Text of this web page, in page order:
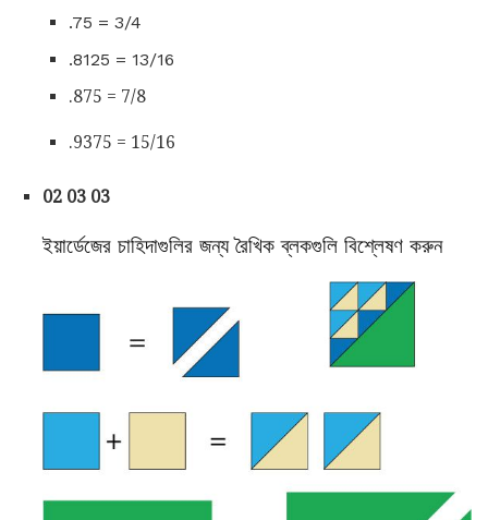
.75 = 3/4
.8125 = 13/16
.875 = 7/8
.9375 = 15/16
02 03 03
ইয়ার্ডেজের চাহিদাগুলির জন্য রৈখিক ব্লকগুলি বিশ্লেষণ করুন